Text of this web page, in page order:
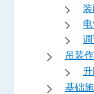
吊装
基础